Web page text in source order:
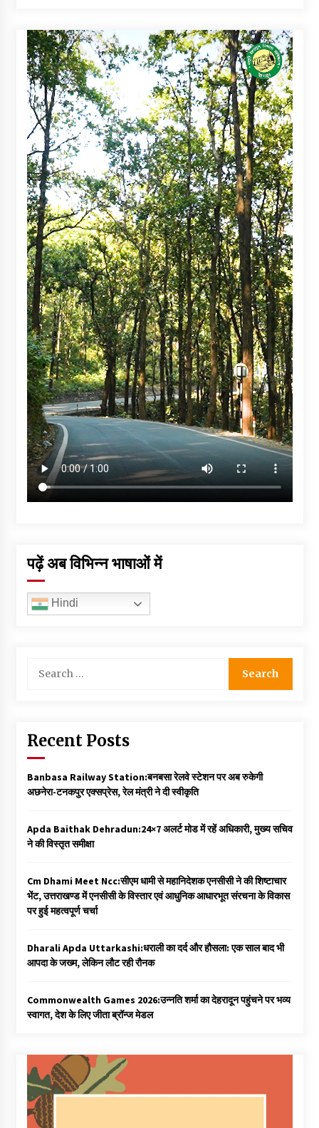
पढ़ें अब विभिन्न भाषाओं में
Hindi
for:
Recent Posts
Banbasa Railway Station:बनबसा रेलवे स्टेशन पर अब रुकेगी
अछनेरा-टनकपुर एक्सप्रेस, रेल मंत्री ने दी स्वीकृति
Apda Baithak Dehradun:24×7 अलर्ट मोड में रहें अधिकारी, मुख्य सचिव
ने की विस्तृत समीक्षा
Cm Dhami Meet Ncc:सीएम धामी से महानिदेशक एनसीसी ने की शिष्टाचार
भेंट, उत्तराखण्ड में एनसीसी के विस्तार एवं आधुनिक आधारभूत संरचना के विकास
पर हुई महत्वपूर्ण चर्चा
Dharali Apda Uttarkashi:धराली का दर्द और हौसला: एक साल बाद भी
आपदा के जख्म, लेकिन लौट रही रौनक
Commonwealth Games 2026:उन्नति शर्मा का देहरादून पहुंचने पर भव्य
स्वागत, देश के लिए जीता ब्रॉन्ज मेडल